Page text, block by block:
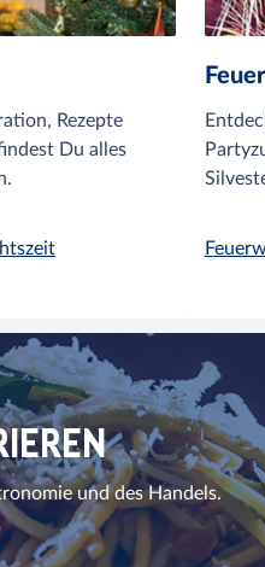
Rezepte
Du alles
und des Handels.